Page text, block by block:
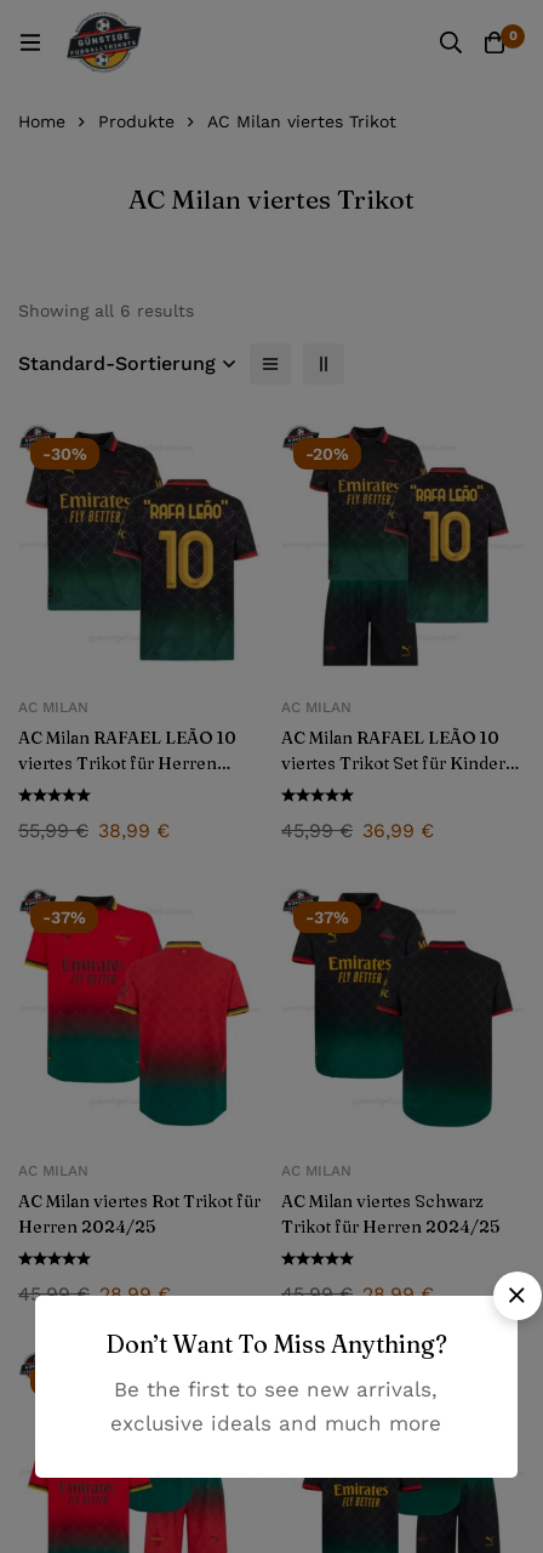
0
Home Produkte AC Milan viertes Trikot
AC Milan viertes Trikot
Showing all 6 results
Standard-Sortierung
-30%
AC MILAN
AC Milan RAFAEL LEÃO 10
viertes Trikot für Herren
2024/25
55,99€ 38,99 €
-20%
AC MILAN
AC Milan RAFAEL LEÃO 10
viertes Trikot Set für Kinder
2024/25
45,99€ 36,99 €
-37%
AC MILAN
AC Milan viertes Rot Trikot für
Herren 2024/25
45,99€ 28,99€
-37%
AC MILAN
AC Milan viertes Schwarz
Trikot für Herren 2024/25
45,99€ 28,99€
Don’t Want To Miss Anything?
Be the first to see new arrivals,
exclusive ideals and much more